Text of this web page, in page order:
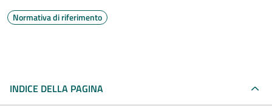
Normativa di riferimento
INDICE DELLA PAGINA